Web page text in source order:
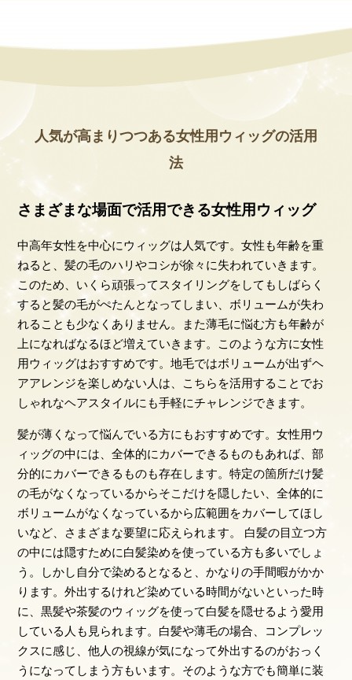
人気が高まりつつある女性用ウィッグの活用
法
さまざまな場面で活用できる女性用ウィッグ
中高年女性を中心にウィッグは人気です。女性も年齢を重
ねると、髪の毛のハリやコシが徐々に失われていきます。
このため、いくら頑張ってスタイリングをしてもしばらく
すると髪の毛がぺたんとなってしまい、ボリュームが失わ
れることも少なくありません。また薄毛に悩む方も年齢が
上になればなるほど増えていきます。このような方に女性
用ウィッグはおすすめです。地毛ではボリュームが出ずヘ
アアレンジを楽しめない人は、こちらを活用することでお
しゃれなヘアスタイルにも手軽にチャレンジできます。
髪が薄くなって悩んでいる方にもおすすめです。女性用ウ
ィッグの中には、全体的にカバーできるものもあれば、部
分的にカバーできるものも存在します。特定の箇所だけ髪
の毛がなくなっているからそこだけを隠したい、全体的に
ボリュームがなくなっているから広範囲をカバーしてほし
いなど、さまざまな要望に応えられます。 白髪の目立つ方
の中には隠すために白髪染めを使っている方も多いでしょ
う。しかし自分で染めるとなると、かなりの手間暇がかか
ります。外出するけれど染めている時間がないといった時
に、黒髪や茶髪のウィッグを使って白髪を隠せるよう愛用
している人も見られます。白髪や薄毛の場合、コンプレッ
クスに感じ、他人の視線が気になって外出するのがおっく
うになってしまう方もいます。そのような方でも簡単に装